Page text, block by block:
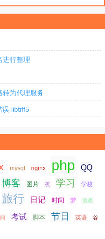
进行整理
转为代理服务
误 libtiff5
mysql nginx php QQ
博客 图片 夜 学习 学校
旅行 日记 时间 梦 游戏
考试 脚本 节日 英语 谷